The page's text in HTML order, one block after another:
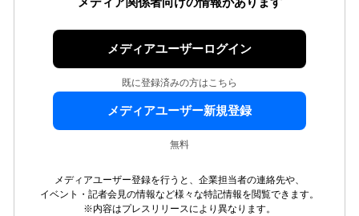
メディア関係者向けの情報があります
メディアユーザーログイン
既に登録済みの方はこちら
メディアユーザー新規登録
無料
メディアユーザー登録を行うと、企業担当者の連絡先や、
イベント・記者会見の情報など様々な特記情報を閲覧できます。
※内容はプレスリリースにより異なります。